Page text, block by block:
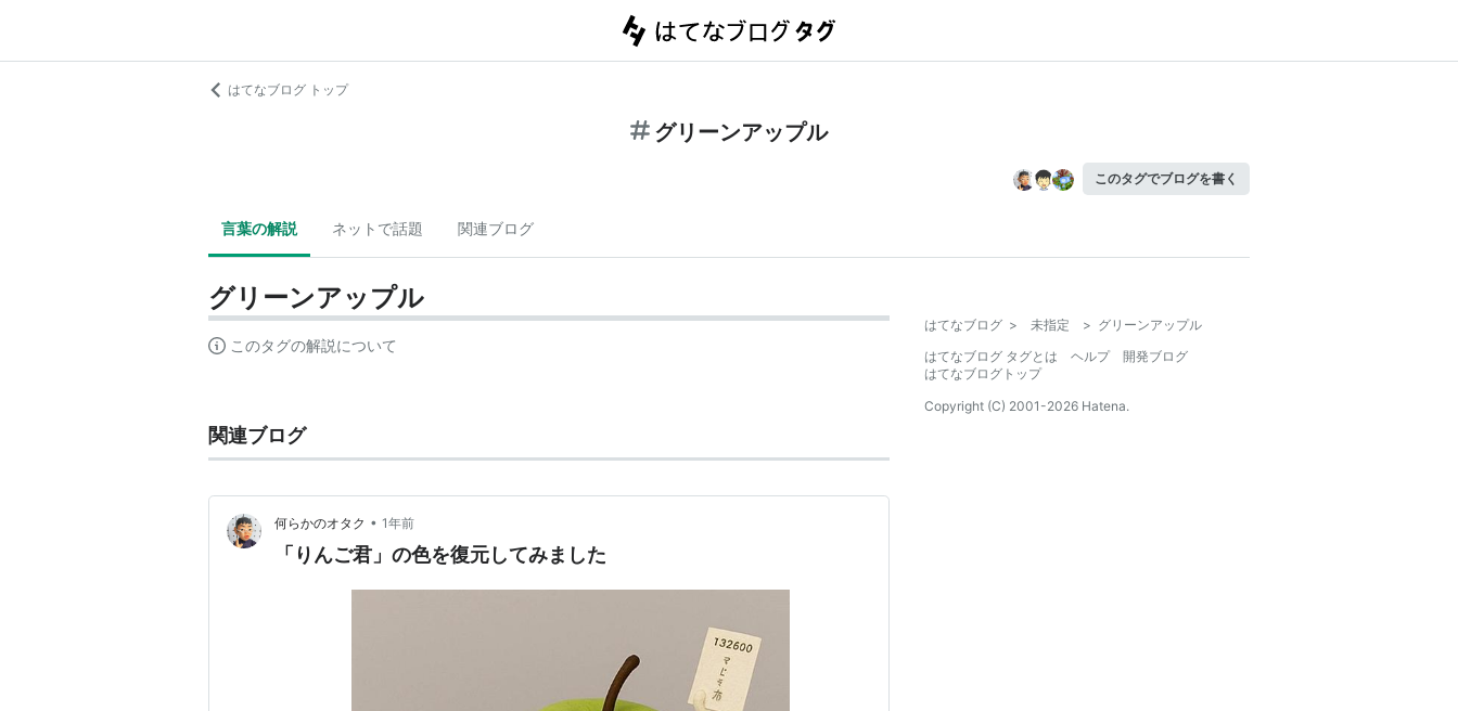
はてなブログ トップ
グリーンアップル
このタグでブログを書く
言葉の解説 ネットで話題 関連ブログ
グリーンアップル
このタグの解説について
関連ブログ
何らかのオタク • 1年前
「りんご君」の色を復元してみました
はてなブログ > 未指定 > グリーンアップル
はてなブログ タグとは
ヘルプ
開発ブログ
はてなブログトップ
Copyright (C) 2001-2026 Hatena.